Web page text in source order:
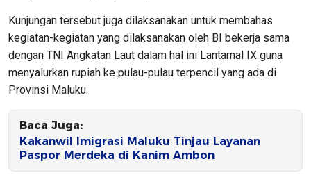
Kunjungan tersebut juga dilaksanakan untuk membahas
kegiatan-kegiatan yang dilaksanakan oleh BI bekerja sama
dengan TNI Angkatan Laut dalam hal ini Lantamal IX guna
menyalurkan rupiah ke pulau-pulau terpencil yang ada di
Provinsi Maluku.
Baca Juga:
Kakanwil Imigrasi Maluku Tinjau Layanan
Paspor Merdeka di Kanim Ambon